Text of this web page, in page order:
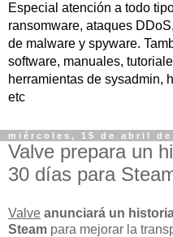
Especial atención a todo
ransomware, ataques
de malware y spyware.
software, manuales,
herramientas de sysadmin,
etc
miércoles, 15 de abril de
Valve prepara un
30 días para
Valve anunciará un
Steam para mejorar la